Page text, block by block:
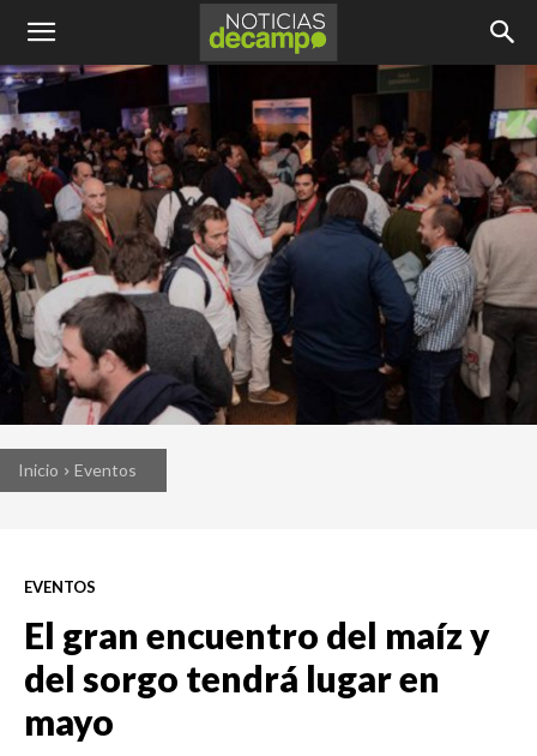
Inicio Eventos
EVENTOS
El gran encuentro del maíz y
del sorgo tendrá lugar en
mayo